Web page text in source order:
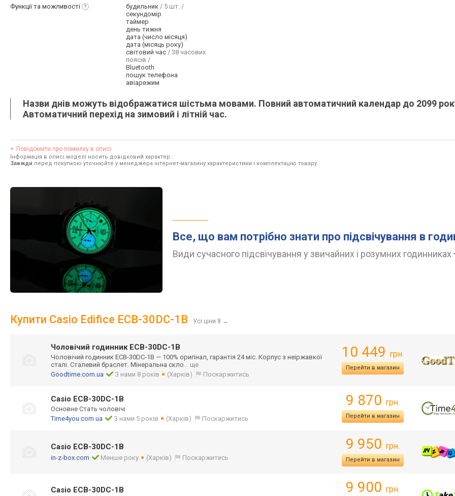
Функції та можливості будильник / 5 шт. /
секундомір
таймер
день тижня
дата (число місяця)
дата (місяць року)
світовий час / 38 часових
поясів /
Bluetooth
пошук телефона
авіарежим
Назви днів можуть відображатися шістьма мовами. Повний автоматичний календар до 2099
Автоматичний перехід на зимовий і літній час.
Повідомити про помилку в описі
Інформація в описі моделі носить довідковий характер.
Завжди перед покупкою уточнюйте у менеджера інтернет-магазину характеристики і комплектацію товару
Все, що вам потрібно знати про підсвічування в
Види сучасного підсвічування у звичайних і розумних годинниках
Купити Casio Edifice ECB-30DC-1B Усі ціни 8 →
Чоловічий годинник ECB-30DC-1B
Чоловічий годинник ECB-30DC-1B — 100% оригінал, гарантія 24 міс. Корпус з неіржавкої
сталі. Сталевий браслет. Мінеральна скло... ще
Goodtime.com.ua
З нами 8 років (Харків) Поскаржитись
10 449 грн.
Перейти в магазин
Casio ECB-30DC-1B
Основне Стать чоловічі
Time4you.com.ua
З нами 5 років (Харків) Поскаржитись
9 870 грн.
Перейти в магазин
Casio ECB-30DC-1B
in-z-box.com Менше року (Харків) Поскаржитись
9 950 грн.
Перейти в магазин
Casio ECB-30DC-1B 9 900 грн.